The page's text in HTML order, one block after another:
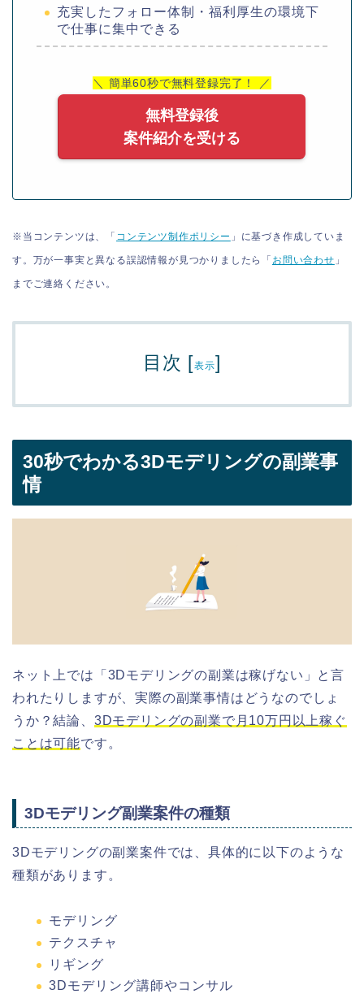
充実したフォロー体制・福利厚生の環境下
で仕事に集中できる
＼ 簡単60秒で無料登録完了！ ／
無料登録後
案件紹介を受ける
※当コンテンツは、「 コンテンツ制作ポリシー 」に基づき作成していま
す。万が一事実と異なる誤認情報が見つかりましたら「 お問い合わせ 」
までご連絡ください。
目次 [表示]
30秒でわかる3Dモデリングの副業事
情
ネット上では「3Dモデリングの副業は稼げない」と言
われたりしますが、実際の副業事情はどうなのでしょ
うか？結論、 3Dモデリングの副業で月10万円以上稼ぐ
ことは可能です。
3Dモデリング副業案件の種類
3Dモデリングの副業案件では、具体的に以下のような
種類があります。
モデリング
テクスチャ
リギング
3Dモデリング講師やコンサル